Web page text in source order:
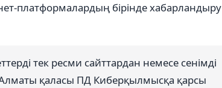
платформалардың бірінде хабарландыру
тек ресми сайттардан немесе сенімді
Алматы қаласы ПД Киберқылмысқа қарсы